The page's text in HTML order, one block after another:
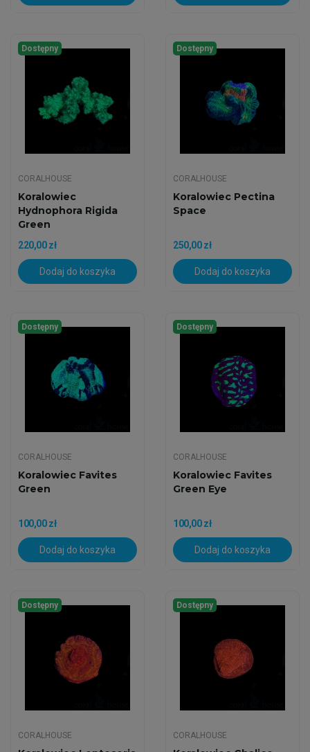
Dostępny
CORALHOUSE
Koralowiec
Hydnophora Rigida
Green
220,00 zł
Dodaj do koszyka
Dostępny
CORALHOUSE
Koralowiec Pectina
Space
250,00 zł
Dodaj do koszyka
Dostępny
CORALHOUSE
Koralowiec Favites
Green
100,00 zł
Dodaj do koszyka
Dostępny
CORALHOUSE
Koralowiec Favites
Green Eye
100,00 zł
Dodaj do koszyka
Dostępny
CORALHOUSE
Dostępny
CORALHOUSE